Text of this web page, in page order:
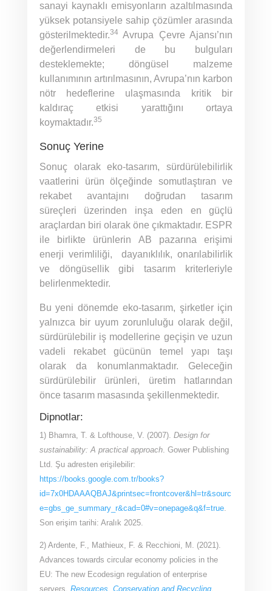
sanayi kaynaklı emisyonların azaltılmasında
yüksek potansiyele sahip çözümler arasında
gösterilmektedir.34Avrupa Çevre Ajansı’nın
değerlendirmeleri de bu bulguları
desteklemekte; döngüsel malzeme
kullanımının artırılmasının, Avrupa’nın karbon
nötr hedeflerine ulaşmasında kritik bir
kaldıraç etkisi yarattığını ortaya
koymaktadır.35
Sonuç Yerine
Sonuç olarak eko-tasarım, sürdürülebilirlik
vaatlerini ürün ölçeğinde somutlaştıran ve
rekabet avantajını doğrudan tasarım
süreçleri üzerinden inşa eden en güçlü
araçlardan biri olarak öne çıkmaktadır. ESPR
ile birlikte ürünlerin AB pazarına erişimi
enerji verimliliği, dayanıklılık, onarılabilirlik
ve döngüsellik gibi tasarım kriterleriyle
belirlenmektedir.
Bu yeni dönemde eko-tasarım, şirketler için
yalnızca bir uyum zorunluluğu olarak değil,
sürdürülebilir iş modellerine geçişin ve uzun
vadeli rekabet gücünün temel yapı taşı
olarak da konumlanmaktadır. Geleceğin
sürdürülebilir ürünleri, üretim hatlarından
önce tasarım masasında şekillenmektedir.
Dipnotlar:
1) Bhamra, T. & Lofthouse, V. (2007). Design for
sustainability: A practical approach. Gower Publishing
Ltd. Şu adresten erişilebilir:
https://books.google.com.tr/books?
id=7x0HDAAAQBAJ&printsec=frontcover&hl=tr&sourc
e=gbs_ge_summary_r&cad=0#v=onepage&q&f=true.
Son erişim tarihi: Aralık 2025.
2) Ardente, F., Mathieux, F. & Recchioni, M. (2021).
Advances towards circular economy policies in the
EU: The new Ecodesign regulation of enterprise
servers. Resources, Conservation and Recycling,